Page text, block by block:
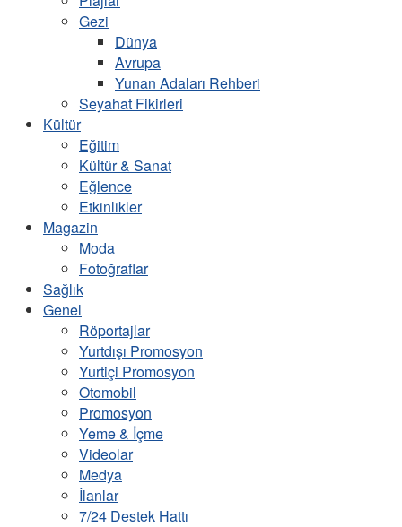
Gezi
Dünya
Avrupa
Yunan Adaları Rehberi
Seyahat Fikirleri
Kültür
Eğitim
Kültür & Sanat
Eğlence
Etkinlikler
Magazin
Moda
Fotoğraflar
Sağlık
Genel
Röportajlar
Yurtdışı Promosyon
Yurtiçi Promosyon
Otomobil
Promosyon
Yeme & İçme
Videolar
Medya
İlanlar
7/24 Destek Hattı